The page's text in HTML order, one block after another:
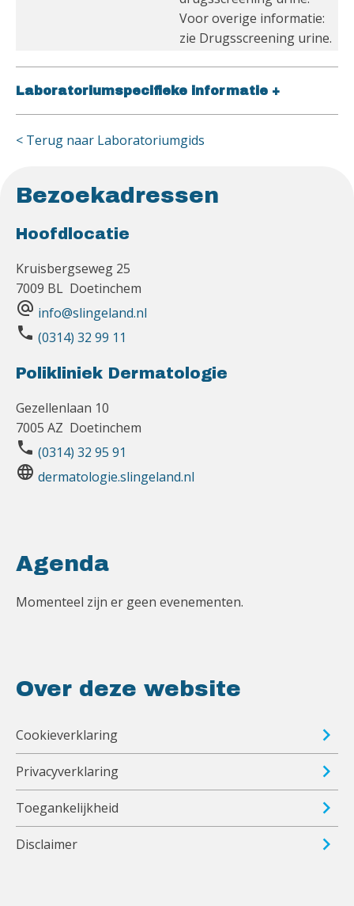
Voor overige informatie:
zie Drugsscreening urine.
Laboratoriumspecifieke informatie +
< Terug naar Laboratoriumgids
Bezoekadressen
Hoofdlocatie
Kruisbergseweg 25
7009 BL Doetinchem
alternate_email info@slingeland.nl
phone (0314) 32 99 11
Polikliniek Dermatologie
Gezellenlaan 10
7005 AZ Doetinchem
phone (0314) 32 95 91
language dermatologie.slingeland.nl
Agenda
Momenteel zijn er geen evenementen.
Over deze website
Cookieverklaring
Privacyverklaring
Toegankelijkheid
Disclaimer